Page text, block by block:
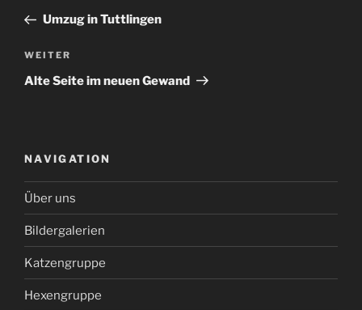
Beitrag
Umzug in Tuttlingen
Nächster
Beitrag
WEITER
Alte Seite im neuen Gewand
NAVIGATION
Über uns
Bildergalerien
Katzengruppe
Hexengruppe